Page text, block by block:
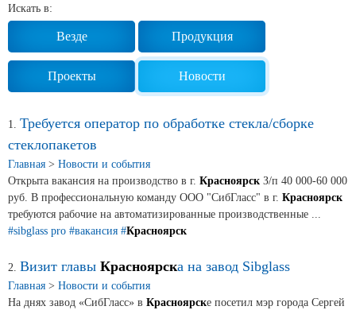
Политика в области качества
Работа в Sibglass
Новости и события
Продажа недвижимости
Продукция
Листовое стекло
Стекло для строительства и интерьера
Искать в:
Везде Продукция
Проекты Новости
1. Требуется оператор по обработке стекла/сборке
стеклопакетов
Главная > Новости и события
Открыта вакансия на производство в г. Красноярск З/п 40 000-60 000
руб. В профессиональную команду ООО "СибГласс" в г. Красноярск
требуются рабочие на автоматизированные производственные ...
#sibglass pro #вакансия #Красноярск
2. Визит главы Красноярска на завод Sibglass
Главная > Новости и события
На днях завод «СибГласс» в Красноярске посетил мэр города Сергей